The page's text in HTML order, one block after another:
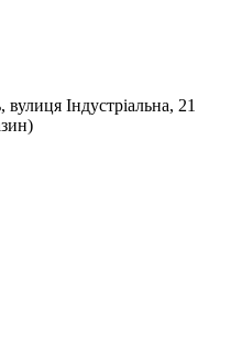
Індустріальна, 21